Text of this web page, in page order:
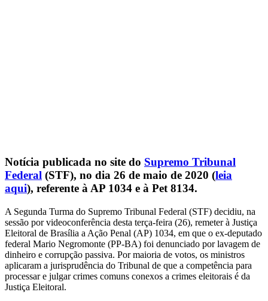
Notícia publicada no site do Supremo Tribunal
Federal (STF), no dia 26 de maio de 2020 (leia
aqui), referente à AP 1034 e à Pet 8134.
A Segunda Turma do Supremo Tribunal Federal (STF) decidiu, na
sessão por videoconferência desta terça-feira (26), remeter à Justiça
Eleitoral de Brasília a Ação Penal (AP) 1034, em que o ex-deputado
federal Mario Negromonte (PP-BA) foi denunciado por lavagem de
dinheiro e corrupção passiva. Por maioria de votos, os ministros
aplicaram a jurisprudência do Tribunal de que a competência para
processar e julgar crimes comuns conexos a crimes eleitorais é da
Justiça Eleitoral.